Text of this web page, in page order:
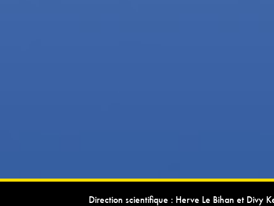
Direction scientifique : Herve Le Bihan et Divy